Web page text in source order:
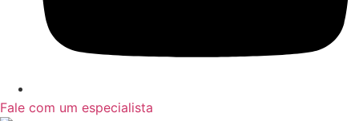
Fale com um especialista